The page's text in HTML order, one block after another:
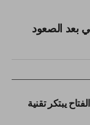
الصعود
يبتكر تقنية